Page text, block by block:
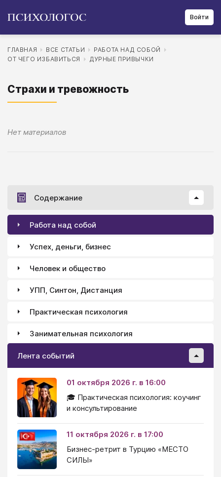
Войти
ГЛАВНАЯ ВСЕ СТАТЬИ
РАБОТА НАД СОБОЙ
ОТ ЧЕГО ИЗБАВИТЬСЯ
ДУРНЫЕ ПРИВЫЧКИ
Страхи и тревожность
Нет материалов
Содержание
Работа над собой
Успех, деньги, бизнес
Человек и общество
УПП, Синтон, Дистанция
Практическая психология
Занимательная психология
Лента событий
01 октября 2026 г. в 16:00
🎓 Практическая психология: коучинг
и консультирование
11 октября 2026 г. в 17:00
Бизнес-ретрит в Турцию «МЕСТО
СИЛЫ»